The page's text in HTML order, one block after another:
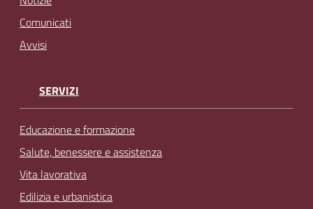
Comunicati
Avvisi
SERVIZI
Educazione e formazione
Salute, benessere e assistenza
Vita lavorativa
Edilizia e urbanistica